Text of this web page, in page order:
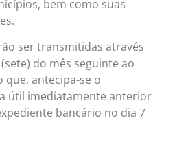
bem como suas
ser transmitidas através
do mês seguinte ao
que, antecipa-se o
útil imediatamente anterior
bancário no dia 7